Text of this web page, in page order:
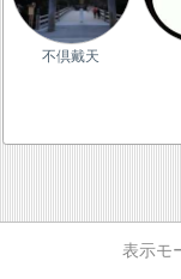
不倶戴天